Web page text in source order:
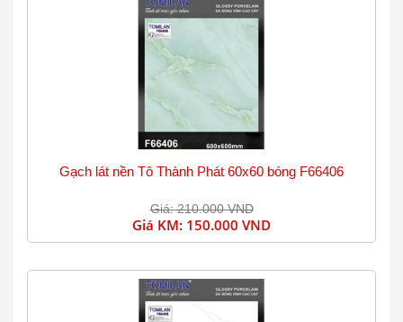
Gạch lát nền Tô Thành Phát 60x60 bóng F66406
Giá: 210.000 VND
Giá KM: 150.000 VND